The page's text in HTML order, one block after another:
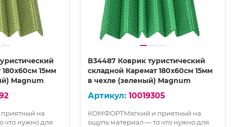
15мм
Magnum
на
что нужно для
B34487 Коврик туристический
складной Каремат 180х60см 15мм
в чехле (зеленый) Magnum
10019305
КОМФОРТМягкий и приятный на
ощупь материал — то что нужно для